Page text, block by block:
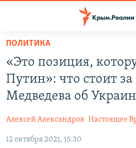
Вернуться
основному
содержанию
Вернутся
главной
Вернутся
11 ЛЕТ ОККУПАЦИИ КРЫМА. 11
ВОДА
ЕЩЕ
ИНТЕРАКТИВ
РАДІО СВОБОДА
ПОЛИТИКА
«Это позиция,
Путин»: что стоит за
Медведева об
Алексей Александров Настоящее
12 октября 2021, 15:30